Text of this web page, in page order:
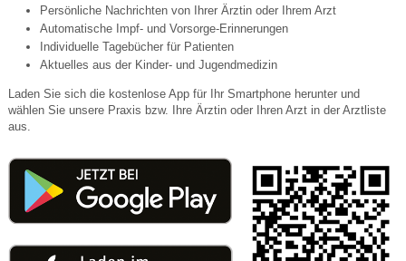
Persönliche Nachrichten von Ihrer Ärztin oder Ihrem Arzt
Automatische Impf- und Vorsorge-Erinnerungen
Individuelle Tagebücher für Patienten
Aktuelles aus der Kinder- und Jugendmedizin
Laden Sie sich die kostenlose App für Ihr Smartphone herunter und
wählen Sie unsere Praxis bzw. Ihre Ärztin oder Ihren Arzt in der Arztliste
aus.